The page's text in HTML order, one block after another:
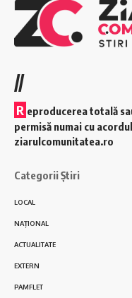
//
R eproducerea totală
permisă numai cu
ziarulcomunitatea.ro
Categorii Știri
LOCAL
NAȚIONAL
ACTUALITATE
EXTERN
PAMFLET